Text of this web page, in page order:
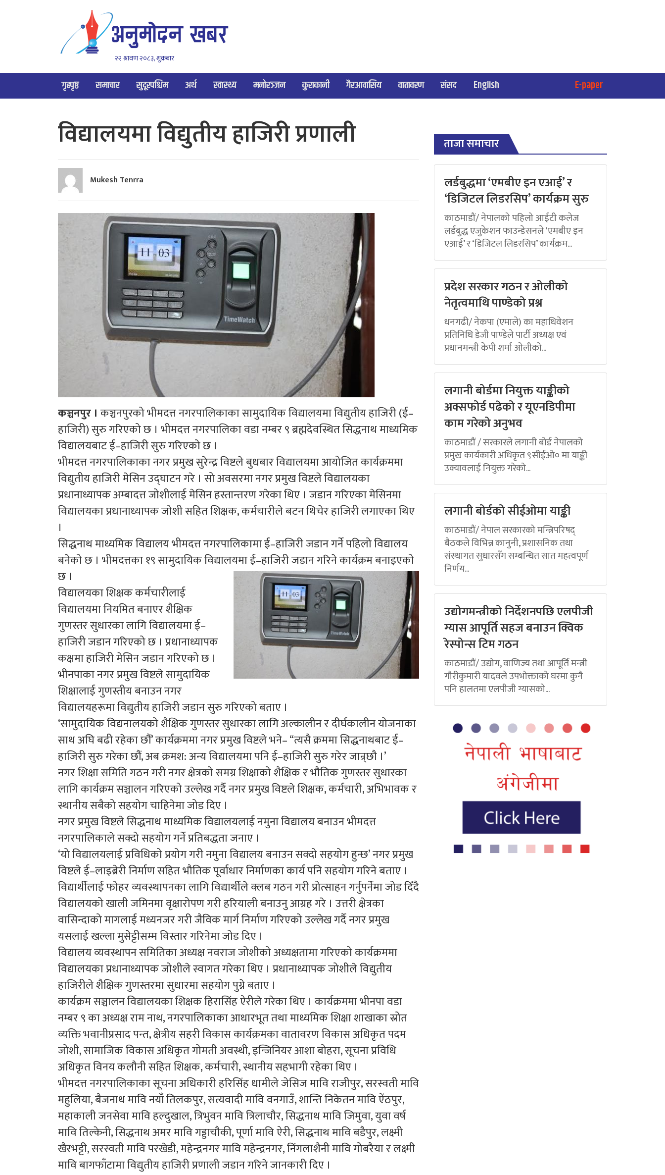
२२ श्रावण २०८३, शुक्रबार
गृहपृष्ठ समाचार सुदूरपश्चिम अर्थ स्वास्थ्य मनोरञ्जन कुराकानी गैरआवासिय वातावरण संसद English E-paper
विद्यालयमा विद्युतीय हाजिरी प्रणाली
Mukesh Tenrra
कञ्चनपुर । कञ्चनपुरको भीमदत्त नगरपालिकाका सामुदायिक विद्यालयमा विद्युतीय हाजिरी (ई–
हाजिरी) सुरु गरिएको छ । भीमदत्त नगरपालिका वडा नम्बर ९ ब्रह्मदेवस्थित सिद्धनाथ माध्यमिक
विद्यालयबाट ई–हाजिरी सुरु गरिएको छ ।
भीमदत्त नगरपालिकाका नगर प्रमुख सुरेन्द्र विष्टले बुधबार विद्यालयमा आयोजित कार्यक्रममा
विद्युतीय हाजिरी मेसिन उद्घाटन गरे । सो अवसरमा नगर प्रमुख विष्टले विद्यालयका
प्रधानाध्यापक अम्बादत्त जोशीलाई मेसिन हस्तान्तरण गरेका थिए । जडान गरिएका मेसिनमा
विद्यालयका प्रधानाध्यापक जोशी सहित शिक्षक, कर्मचारीले बटन थिचेर हाजिरी लगाएका थिए
।
सिद्धनाथ माध्यमिक विद्यालय भीमदत्त नगरपालिकामा ई–हाजिरी जडान गर्ने पहिलो विद्यालय
बनेको छ । भीमदत्तका १९ सामुदायिक विद्यालयमा ई–हाजिरी जडान गरिने कार्यक्रम बनाइएको
छ ।
विद्यालयका शिक्षक कर्मचारीलाई
विद्यालयमा नियमित बनाएर शैक्षिक
गुणस्तर सुधारका लागि विद्यालयमा ई–
हाजिरी जडान गरिएको छ । प्रधानाध्यापक
कक्षमा हाजिरी मेसिन जडान गरिएको छ ।
भीनपाका नगर प्रमुख विष्टले सामुदायिक
शिक्षालाई गुणस्तीय बनाउन नगर
विद्यालयहरूमा विद्युतीय हाजिरी जडान सुरु गरिएको बताए ।
‘सामुदायिक विद्यनालयको शैक्षिक गुणस्तर सुधारका लागि अल्कालीन र दीर्घकालीन योजनाका
साथ अघि बढी रहेका छौं’ कार्यक्रममा नगर प्रमुख विष्टले भने– “त्यसै क्रममा सिद्धनाथबाट ई–
हाजिरी सुरु गरेका छौं, अब क्रमश: अन्य विद्यालयमा पनि ई–हाजिरी सुरु गरेर जान्र्छौ ।’
नगर शिक्षा समिति गठन गरी नगर क्षेत्रको समग्र शिक्षाको शैक्षिक र भौतिक गुणस्तर सुधारका
लागि कार्यक्रम सञ्चालन गरिएको उल्लेख गर्दै नगर प्रमुख विष्टले शिक्षक, कर्मचारी, अभिभावक र
स्थानीय सबैको सहयोग चाहिनेमा जोड दिए ।
नगर प्रमुख विष्टले सिद्धनाथ माध्यमिक विद्यालयलाई नमुना विद्यालय बनाउन भीमदत्त
नगरपालिकाले सक्दो सहयोग गर्ने प्रतिबद्धता जनाए ।
‘यो विद्यालयलाई प्रविधिको प्रयोग गरी नमुना विद्यालय बनाउन सक्दो सहयोग हुन्छ’ नगर प्रमुख
विष्टले ई–लाइब्रेरी निर्माण सहित भौतिक पूर्वाधार निर्माणका कार्य पनि सहयोग गरिने बताए ।
विद्यार्थीलाई फोहर व्यवस्थापनका लागि विद्यार्थीले क्लब गठन गरी प्रोत्साहन गर्नुपर्नेमा जोड दिँदै
विद्यालयको खाली जमिनमा वृक्षारोपण गरी हरियाली बनाउनु आग्रह गरे । उत्तरी क्षेत्रका
वासिन्दाको मागलाई मध्यनजर गरी जैविक मार्ग निर्माण गरिएको उल्लेख गर्दै नगर प्रमुख
यसलाई खल्ला मुसेट्टीसम्म विस्तार गरिनेमा जोड दिए ।
विद्यालय व्यवस्थापन समितिका अध्यक्ष नवराज जोशीको अध्यक्षतामा गरिएको कार्यक्रममा
विद्यालयका प्रधानाध्यापक जोशीले स्वागत गरेका थिए । प्रधानाध्यापक जोशीले विद्युतीय
हाजिरीले शैक्षिक गुणस्तरमा सुधारमा सहयोग पुग्ने बताए ।
कार्यक्रम सञ्चालन विद्यालयका शिक्षक हिरासिंह ऐरीले गरेका थिए । कार्यक्रममा भीनपा वडा
नम्बर ९ का अध्यक्ष राम नाथ, नगरपालिकाका आधारभूत तथा माध्यमिक शिक्षा शाखाका स्रोत
व्यक्ति भवानीप्रसाद पन्त, क्षेत्रीय सहरी विकास कार्यक्रमका वातावरण विकास अधिकृत पदम
जोशी, सामाजिक विकास अधिकृत गोमती अवस्थी, इन्जिनियर आशा बोहरा, सूचना प्रविधि
अधिकृत विनय कलौनी सहित शिक्षक, कर्मचारी, स्थानीय सहभागी रहेका थिए ।
भीमदत्त नगरपालिकाका सूचना अधिकारी हरिसिंह धामीले जेसिज मावि राजीपुर, सरस्वती मावि
महुलिया, बैजनाथ मावि नयाँ तिलकपुर, सत्यवादी मावि वनगाउँ, शान्ति निकेतन मावि ऐंठपुर,
महाकाली जनसेवा मावि हल्दुखाल, त्रिभुवन मावि त्रिलाचौर, सिद्धनाथ मावि जिमुवा, युवा वर्ष
मावि तिल्केनी, सिद्धनाथ अमर मावि गड्डाचौकी, पूर्णा मावि ऐरी, सिद्धनाथ मावि बडैपुर, लक्ष्मी
खैरभट्टी, सरस्वती मावि परखेडी, महेन्द्रनगर मावि महेन्द्रनगर, निंगलाशैनी मावि गोबरैया र लक्ष्मी
मावि बागफाँटामा विद्युतीय हाजिरी प्रणाली जडान गरिने जानकारी दिए ।
ताजा समाचार
लर्डबुद्धमा ‘एमबीए इन एआई’ र
‘डिजिटल लिडरसिप’ कार्यक्रम सुरु
काठमाडौं/ नेपालको पहिलो आईटी कलेज
लर्डबुद्ध एजुकेशन फाउन्डेसनले ‘एमबीए इन
एआई’ र ‘डिजिटल लिडरसिप’ कार्यक्रम...
प्रदेश सरकार गठन र ओलीको
नेतृत्वमाथि पाण्डेको प्रश्न
धनगढी/ नेकपा (एमाले) का महाधिवेशन
प्रतिनिधि डेजी पाण्डेले पार्टी अध्यक्ष एवं
प्रधानमन्त्री केपी शर्मा ओलीको...
लगानी बोर्डमा नियुक्त याङ्कीको
अक्सफोर्ड पढेको र यूएनडिपीमा
काम गरेको अनुभव
काठमाडौं / सरकारले लगानी बोर्ड नेपालको
प्रमुख कार्यकारी अधिकृत ९सीईओ० मा याङ्की
उक्यावलाई नियुक्त गरेको...
लगानी बोर्डको सीईओमा याङ्की
काठमाडौं/ नेपाल सरकारको मन्त्रिपरिषद्
बैठकले विभिन्न कानुनी, प्रशासनिक तथा
संस्थागत सुधारसँग सम्बन्धित सात महत्वपूर्ण
निर्णय...
उद्योगमन्त्रीको निर्देशनपछि एलपीजी
ग्यास आपूर्ति सहज बनाउन क्विक
रेस्पोन्स टिम गठन
काठमाडौं/ उद्योग, वाणिज्य तथा आपूर्ति मन्त्री
गौरीकुमारी यादवले उपभोक्ताको घरमा कुनै
पनि हालतमा एलपीजी ग्यासको...